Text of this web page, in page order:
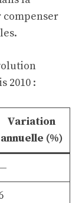
compenser
2010 :
Variation
annuelle (%)